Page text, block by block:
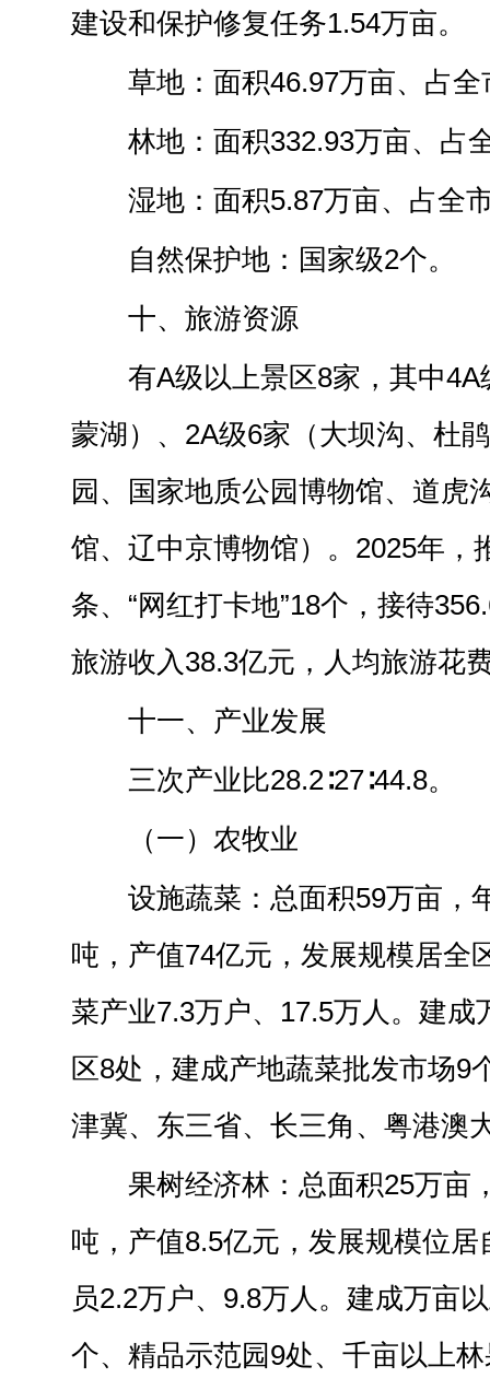
建设和保护修复任务1.54万亩。
草地：面积46.97万亩、占全
林地：面积332.93万亩、占
湿地：面积5.87万亩、占全
自然保护地：国家级2个。
十、旅游资源
有A级以上景区8家，其中
蒙湖）、2A级6家（大坝沟、杜
园、国家地质公园博物馆、道虎
馆、辽中京博物馆）。2025年，
条、“网红打卡地”18个，接待
旅游收入38.3亿元，人均旅游花
十一、产业发展
三次产业比28.2∶27∶44.8。
（一）农牧业
设施蔬菜：总面积59万亩，
吨，产值74亿元，发展规模居全
菜产业7.3万户、17.5万人。建成
区8处，建成产地蔬菜批发市场9
津冀、东三省、长三角、粤港澳
果树经济林：总面积25万亩
吨，产值8.5亿元，发展规模位
员2.2万户、9.8万人。建成万亩
个、精品示范园9处、千亩以上